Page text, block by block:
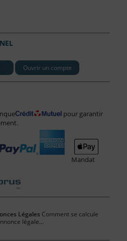
Ouvrir un compte
pour garantir
Mandat
Légales Comment se calcule
légale...